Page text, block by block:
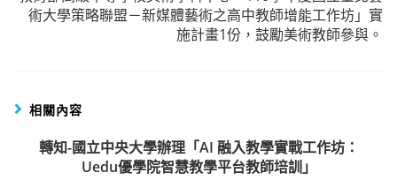
術大學策略聯盟－新媒體藝術之高中教師增能工作坊」實
施計畫1份，鼓勵美術教師參與。
相關內容
轉知-國立中央大學辦理「AI 融入教學實戰工作坊：
Uedu優學院智慧教學平台教師培訓」